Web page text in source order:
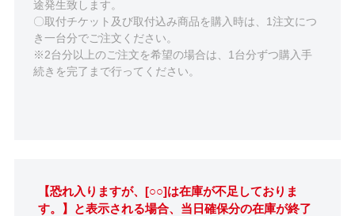
途発生致します。
〇取付チケット及び取付込み商品を購入時は、1注文につ
き一台分でご注文ください。
※2台分以上のご注文を希望の場合は、1台分ずつ購入手
続きを完了まで行ってください。
【恐れ入りますが、[○○]は在庫が不足しておりま
す。】と表示される場合、当日確保分の在庫が終了